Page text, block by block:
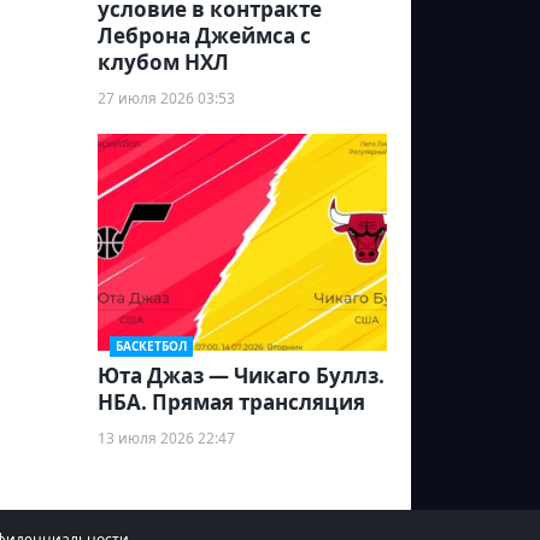
условие в контракте
Леброна Джеймса с
клубом НХЛ
27 июля 2026 03:53
БАСКЕТБОЛ
Юта Джаз — Чикаго Буллз.
НБА. Прямая трансляция
13 июля 2026 22:47